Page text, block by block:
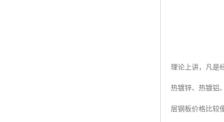
理论上讲，凡是
热镀锌、热镀铝
层钢板价格比较